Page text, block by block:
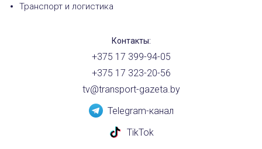
Транспорт и логистика
Контакты:
+375 17 399-94-05
+375 17 323-20-56
tv@transport-gazeta.by
Telegram-канал
TikTok